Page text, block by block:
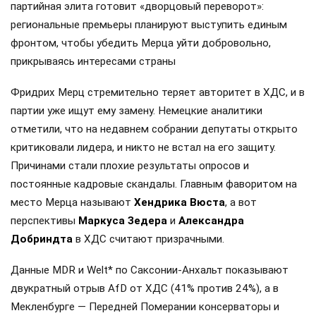
партийная элита готовит «дворцовый переворот»:
региональные премьеры планируют выступить единым
фронтом, чтобы убедить Мерца уйти добровольно,
прикрываясь интересами страны
Фридрих Мерц стремительно теряет авторитет в ХДС, и в
партии уже ищут ему замену. Немецкие аналитики
отметили, что на недавнем собрании депутаты открыто
критиковали лидера, и никто не встал на его защиту.
Причинами стали плохие результаты опросов и
постоянные кадровые скандалы. Главным фаворитом на
место Мерца называют Хендрика Вюста, а вот
перспективы Маркуса Зедера и Александра
Добриндта в ХДС считают призрачными.
Данные MDR и Welt* по Саксонии-Анхальт показывают
двукратный отрыв AfD от ХДС (41% против 24%), а в
Мекленбурге — Передней Померании консерваторы и